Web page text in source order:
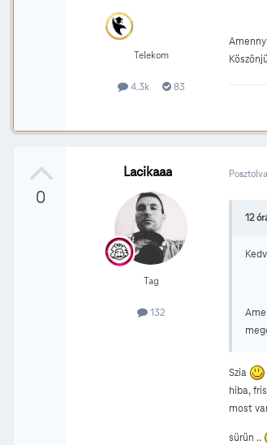
Telekom
4.3k 83
0
Lacikaaa
Tag
132
12
Szia
hiba,
most
sürün ..